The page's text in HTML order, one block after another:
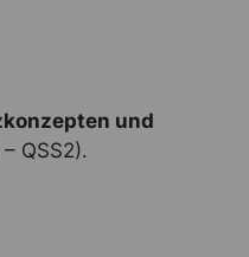
und
QSS2).